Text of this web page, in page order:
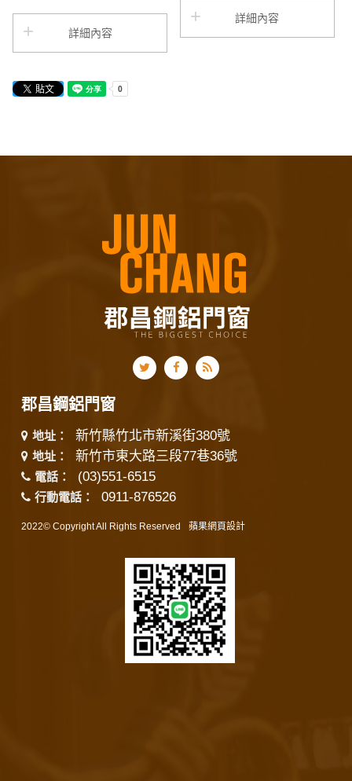
詳細內容
詳細內容
郡昌鋼鋁門窗
地址： 新竹縣竹北市新溪街380號
地址： 新竹市東大路三段77巷36號
電話： (03)551-6515
行動電話： 0911-876526
2022© Copyright All Rights Reserved 蘋果網頁設計